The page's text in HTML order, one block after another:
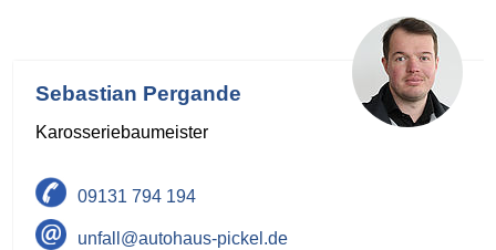
Sebastian Pergande
Karosseriebaumeister
09131 794 194
unfall@autohaus-pickel.de